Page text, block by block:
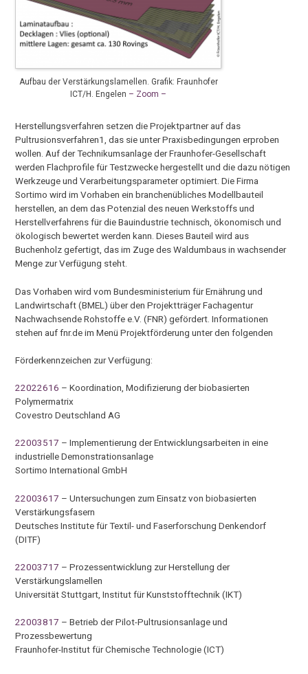
Aufbau der Verstärkungslamellen. Grafik: Fraunhofer
ICT/H. Engelen – Zoom –
Herstellungsverfahren setzen die Projektpartner auf das
Pultrusionsverfahren1, das sie unter Praxisbedingungen erproben
wollen. Auf der Technikumsanlage der Fraunhofer-Gesellschaft
werden Flachprofile für Testzwecke hergestellt und die dazu nötigen
Werkzeuge und Verarbeitungsparameter optimiert. Die Firma
Sortimo wird im Vorhaben ein branchenübliches Modellbauteil
herstellen, an dem das Potenzial des neuen Werkstoffs und
Herstellverfahrens für die Bauindustrie technisch, ökonomisch und
ökologisch bewertet werden kann. Dieses Bauteil wird aus
Buchenholz gefertigt, das im Zuge des Waldumbaus in wachsender
Menge zur Verfügung steht.
Das Vorhaben wird vom Bundesministerium für Ernährung und
Landwirtschaft (BMEL) über den Projektträger Fachagentur
Nachwachsende Rohstoffe e.V. (FNR) gefördert. Informationen
stehen auf fnr.de im Menü Projektförderung unter den folgenden
Förderkennzeichen zur Verfügung:
22022616 – Koordination, Modifizierung der biobasierten
Polymermatrix
Covestro Deutschland AG
22003517 – Implementierung der Entwicklungsarbeiten in eine
industrielle Demonstrationsanlage
Sortimo International GmbH
22003617 – Untersuchungen zum Einsatz von biobasierten
Verstärkungsfasern
Deutsches Institute für Textil- und Faserforschung Denkendorf
(DITF)
22003717 – Prozessentwicklung zur Herstellung der
Verstärkungslamellen
Universität Stuttgart, Institut für Kunststofftechnik (IKT)
22003817 – Betrieb der Pilot-Pultrusionsanlage und
Prozessbewertung
Fraunhofer-Institut für Chemische Technologie (ICT)